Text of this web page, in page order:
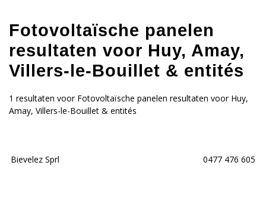
Fotovoltaïsche panelen
resultaten voor Huy, Amay,
Villers-le-Bouillet & entités
1 resultaten voor Fotovoltaïsche panelen resultaten voor Huy,
Amay, Villers-le-Bouillet & entités
Bievelez Sprl 0477 476 605